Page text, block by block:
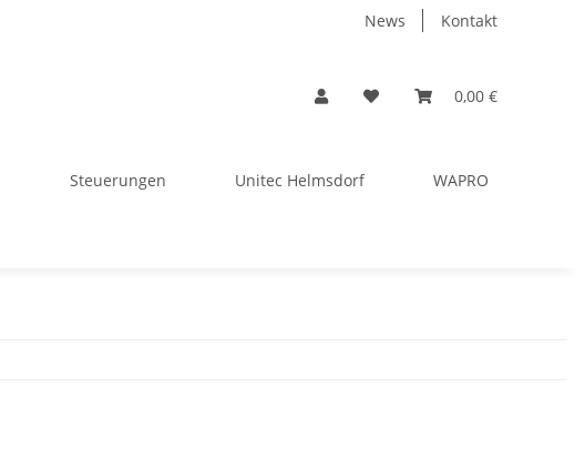
News Kontakt
0,00 €
Steuerungen Unitec Helmsdorf WAPRO